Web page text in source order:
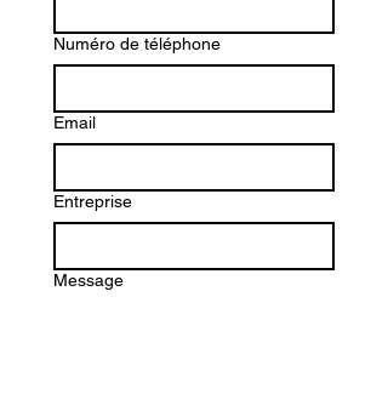
Numéro de téléphone
Email
Entreprise
Message